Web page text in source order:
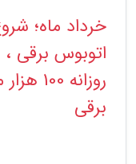
خرداد ماه؛
اتوبوس برقی ،
برقی